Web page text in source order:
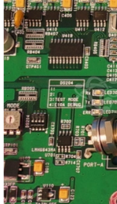
SITE
PRIVACY
POLICY